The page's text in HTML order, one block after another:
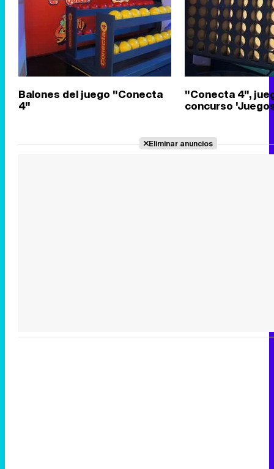
Balones del juego "Conecta
4"
"Conecta 4",
concurso
Eliminar anuncios